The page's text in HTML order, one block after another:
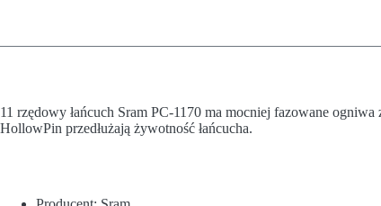
11 rzędowy łańcuch Sram PC-1170 ma mocniej fazowane
HollowPin przedłużają żywotność łańcucha.